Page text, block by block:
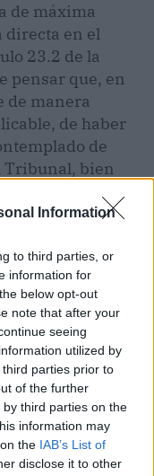
Information
to third parties, or
information for
below opt-out
note that after your
seeing
utilized by
parties prior to
of the further
third parties on the
information may
the IAB’s List of
disclose it to other
de máxima
directa en el
23.2 de la
pensar que, en
de manera
de haber
de
Tribunal, bien
tras
de los
del Congreso,
o de
firme
se haya
diputado por
subrayan "no
la sentencia ni